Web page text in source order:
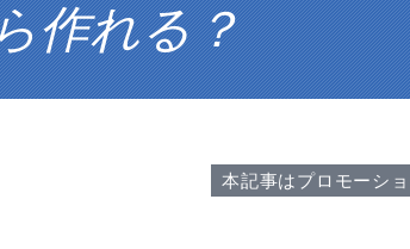
作れる？
本記事はプロモーシ